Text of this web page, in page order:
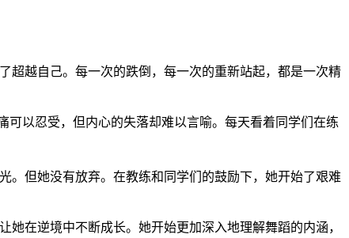
超越自己。每一次的跌倒，每一次的重新站起，都是一次精
可以忍受，但内心的失落却难以言喻。每天看着同学们在练
。但她没有放弃。在教练和同学们的鼓励下，她开始了艰难
在逆境中不断成长。她开始更加深入地理解舞蹈的内涵，